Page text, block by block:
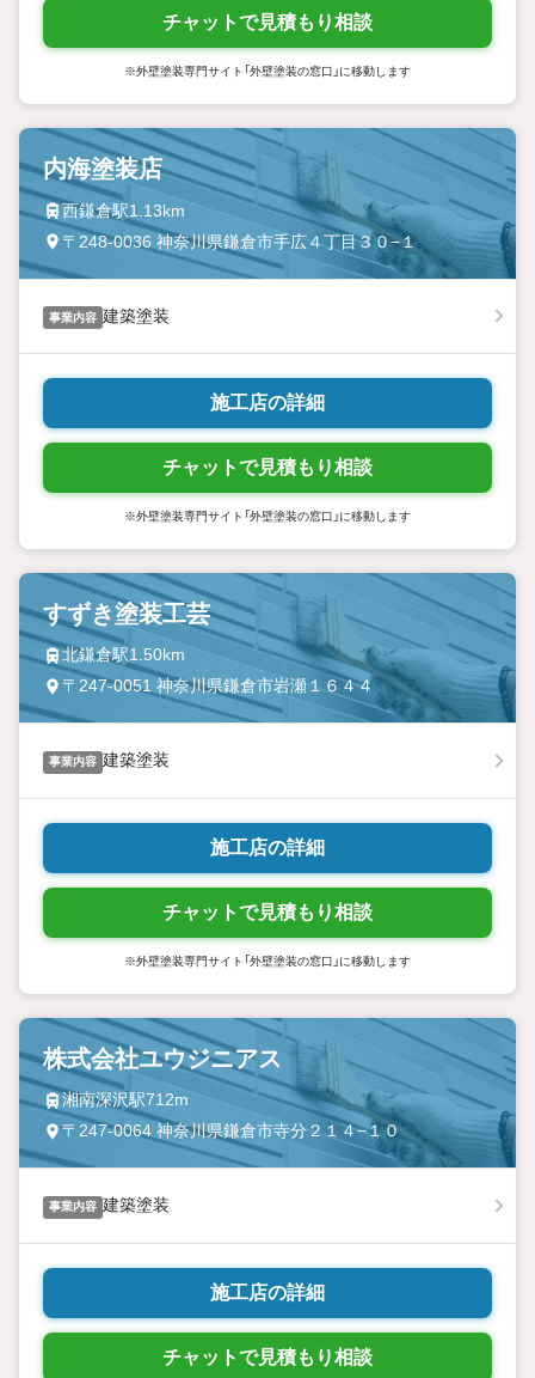
チャットで見積もり相談
※外壁塗装専門サイト「外壁塗装の窓口」に移動します
内海塗装店
西鎌倉駅1.13km
〒248-0036 神奈川県鎌倉市手広４丁目３０−１
事業内容 建築塗装
施工店の詳細
チャットで見積もり相談
※外壁塗装専門サイト「外壁塗装の窓口」に移動します
すずき塗装工芸
北鎌倉駅1.50km
〒247-0051 神奈川県鎌倉市岩瀬１６４４
事業内容 建築塗装
施工店の詳細
チャットで見積もり相談
※外壁塗装専門サイト「外壁塗装の窓口」に移動します
株式会社ユウジニアス
湘南深沢駅712m
〒247-0064 神奈川県鎌倉市寺分２１４−１０
事業内容 建築塗装
施工店の詳細
チャットで見積もり相談